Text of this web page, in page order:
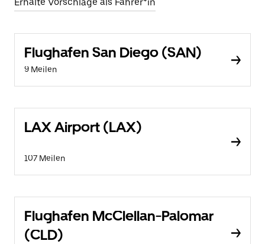
Flughafen San Diego (SAN)
9 Meilen
LAX Airport (LAX)
107 Meilen
Flughafen McClellan-Palomar
(CLD)